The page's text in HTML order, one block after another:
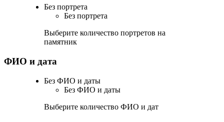
Без портрета
Без портрета
Выберите количество портретов на
памятник
ФИО и дата
Без ФИО и даты
Без ФИО и даты
Выберите количество ФИО и дат